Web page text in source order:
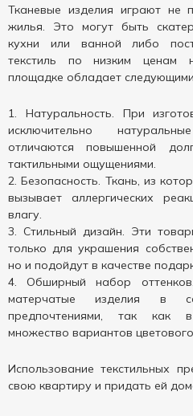
Тканевые изделия играют не
жилья. Это могут быть
кухни или ванной либо
текстиль по низким ценам
площадке обладает
Натуральность. При
исключительно
отличаются повышенной
тактильными ощущениями.
Безопасность. Ткань, из
вызывает аллергических
влагу.
Стильный дизайн. Эти
только для украшения
но и подойдут в качестве
Обширный набор
матерчатые изделия в
предпочтениями, так как
множество вариантов
Использование текстильных
свою квартиру и придать ей